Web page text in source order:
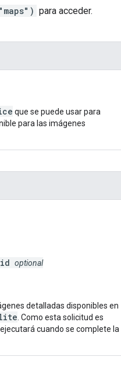
para acceder.
que se puede usar para
para las imágenes
optional
detalladas disponibles en
. Como esta solicitud es
cuando se complete la